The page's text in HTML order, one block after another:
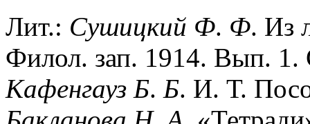
Лит.: Сушицкий Ф. Ф. Из
Филол. зап. 1914. Вып.
Кафенгауз Б. Б. И. Т.